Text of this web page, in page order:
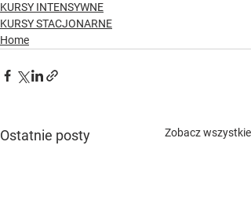
KURSY INTENSYWNE
KURSY STACJONARNE
Home
Ostatnie posty Zobacz wszystkie